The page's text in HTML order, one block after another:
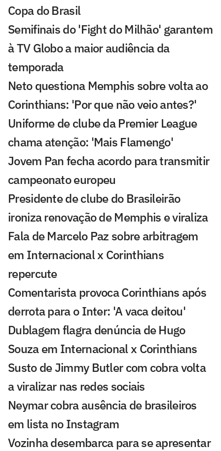
Copa do Brasil
Semifinais do 'Fight do Milhão' garantem
à TV Globo a maior audiência da
temporada
Neto questiona Memphis sobre volta ao
Corinthians: 'Por que não veio antes?'
Uniforme de clube da Premier League
chama atenção: 'Mais Flamengo'
Jovem Pan fecha acordo para transmitir
campeonato europeu
Presidente de clube do Brasileirão
ironiza renovação de Memphis e viraliza
Fala de Marcelo Paz sobre arbitragem
em Internacional x Corinthians
repercute
Comentarista provoca Corinthians após
derrota para o Inter: 'A vaca deitou'
Dublagem flagra denúncia de Hugo
Souza em Internacional x Corinthians
Susto de Jimmy Butler com cobra volta
a viralizar nas redes sociais
Neymar cobra ausência de brasileiros
em lista no Instagram
Vozinha desembarca para se apresentar